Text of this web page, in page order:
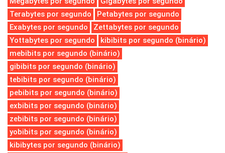
Terabytes por segundo
Petabytes por segundo
Exabytes por segundo
Zettabytes por segundo
Yottabytes por segundo
kibibits por segundo (binário)
mebibits por segundo (binário)
gibibits por segundo (binário)
tebibits por segundo (binário)
pebibits por segundo (binário)
exbibits por segundo (binário)
zebibits por segundo (binário)
yobibits por segundo (binário)
kibibytes por segundo (binário)